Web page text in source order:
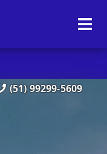
(51) 99299-5609